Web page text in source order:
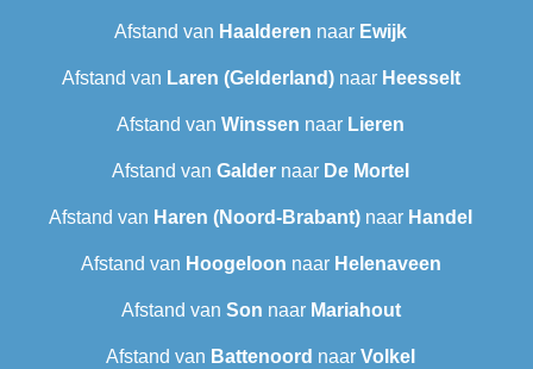
Afstand van Haalderen naar Ewijk
Afstand van Laren (Gelderland)naar Heesselt
Afstand van Winssen naar Lieren
Afstand van Galder naar De Mortel
Afstand van Haren (Noord-Brabant) naar Handel
Afstand van Hoogeloon naar Helenaveen
Afstand van Son naar Mariahout
Afstand van Battenoord naar Volkel